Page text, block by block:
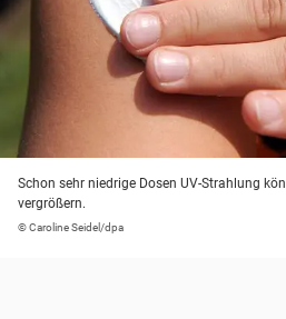
Schon sehr niedrige Dosen UV-Strahlung
vergrößern.
© Caroline Seidel/dpa